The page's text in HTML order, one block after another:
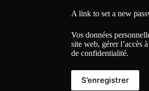
A link to set a new
Vos données
site web, gérer l’accès
de confidentialité.
S’enregistrer